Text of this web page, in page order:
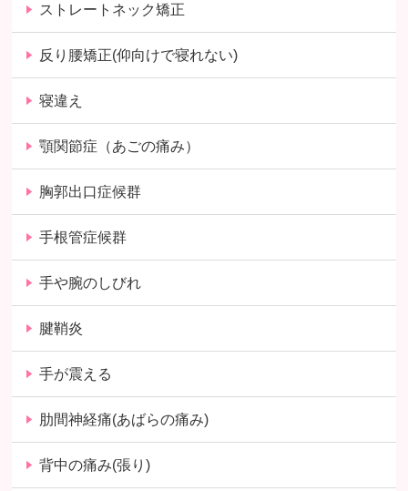
ストレートネック矯正
反り腰矯正(仰向けで寝れない)
寝違え
顎関節症（あごの痛み）
胸郭出口症候群
手根管症候群
手や腕のしびれ
腱鞘炎
手が震える
肋間神経痛(あばらの痛み)
背中の痛み(張り)